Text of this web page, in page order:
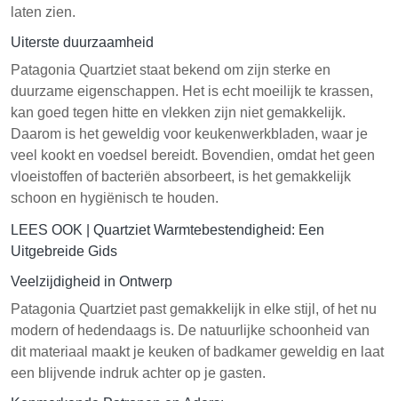
laten zien.
Uiterste duurzaamheid
Patagonia Quartziet staat bekend om zijn sterke en
duurzame eigenschappen. Het is echt moeilijk te krassen,
kan goed tegen hitte en vlekken zijn niet gemakkelijk.
Daarom is het geweldig voor keukenwerkbladen, waar je
veel kookt en voedsel bereidt. Bovendien, omdat het geen
vloeistoffen of bacteriën absorbeert, is het gemakkelijk
schoon en hygiënisch te houden.
LEES OOK | Quartziet Warmtebestendigheid: Een
Uitgebreide Gids
Veelzijdigheid in Ontwerp
Patagonia Quartziet past gemakkelijk in elke stijl, of het nu
modern of hedendaags is. De natuurlijke schoonheid van
dit materiaal maakt je keuken of badkamer geweldig en laat
een blijvende indruk achter op je gasten.